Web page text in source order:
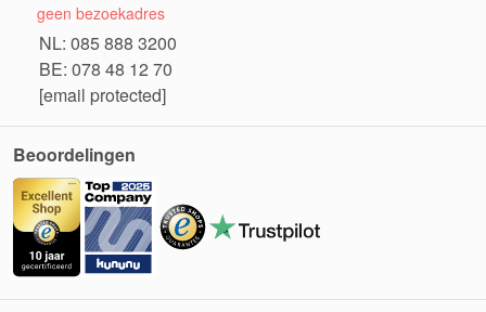
geen bezoekadres
NL: 085 888 3200
BE: 078 48 12 70
[email protected]
Beoordelingen